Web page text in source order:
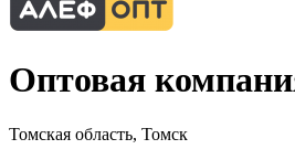
Оптовая
Томская область, Томск